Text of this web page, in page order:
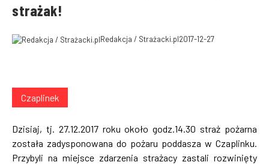
strażak!
Redakcja / Strażacki.pl2017-12-27
Czaplinek
Dzisiaj, tj. 27.12.2017 roku około godz.14.30 straż pożarna
została zadysponowana do pożaru poddasza w Czaplinku.
Przybyli na miejsce zdarzenia strażacy zastali rozwinięty